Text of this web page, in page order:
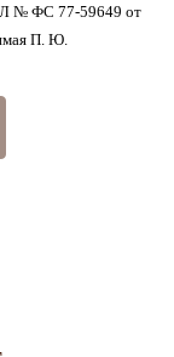
№ ФС 77-59649 от
П. Ю.